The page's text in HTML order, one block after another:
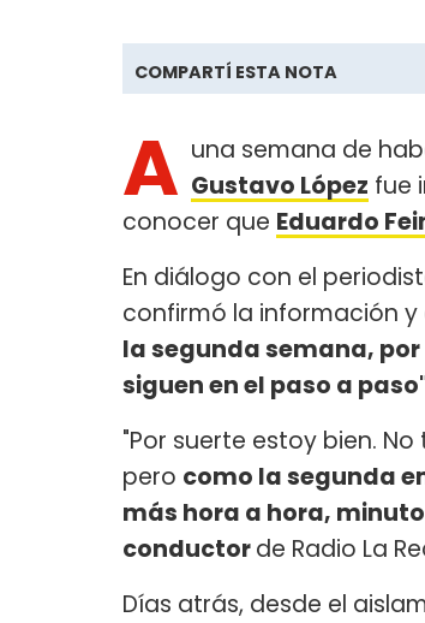
COMPARTÍ ESTA NOTA
A una semana de
Gustavo López fue
conocer que Eduardo
En diálogo con el
confirmó la información
la segunda semana,
siguen en el paso a
"Por suerte estoy bien.
pero como la segunda
más hora a hora,
conductorde Radio La
Días atrás, desde el